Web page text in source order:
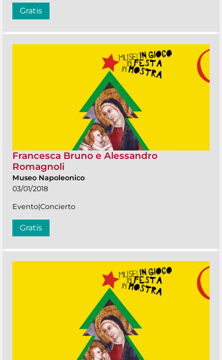
Gratis
Francesca Bruno e Alessandro
Romagnoli
Museo Napoleonico
03/01/2018
Evento|Concierto
Gratis